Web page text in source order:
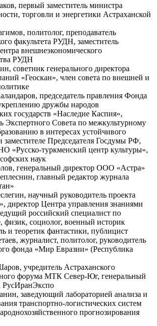
первый заместитель министра
торговли и энергетики Астраханской
политолог, преподаватель
факультета РУДН, заместитель
внешнеэкономического
РУДН
советник генерального директора
«Геоскан», член совета по внешней и
председатель правления Фонда
дружбы народов
государств «Наследие Каспия»,
Экспертного Совета по межкультурному
в интересах устойчивого
заместителе Председателя Госдумы РФ,
«Русско-туркменский центр культуры»,
наук
генеральный директор ООО «Астра»
главный редактор журнала
научный руководитель проекта
директор Центра управления знаниями
российский специалист по
физик, социолог, военный историк
и теоретик фантастики, публицист
журналист, политолог, руководитель
фонда «Мир Евразии» (Республика
учредитель Астраханского
форума МТК Север-Юг, генеральный
РусИранЭкспо
заведующий лабораторией анализа и
транспортно-логистических систем
прогнозирования